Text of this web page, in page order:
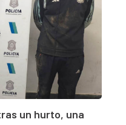
un hurto, una